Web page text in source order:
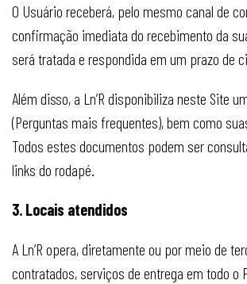
O Usuário receberá, pelo mesmo canal de
confirmação imediata do recebimento da
será tratada e respondida em um prazo de
Além disso, a Ln’R disponibiliza neste Site
(Perguntas mais frequentes), bem como
Todos estes documentos podem ser
links do rodapé.
3. Locais atendidos
A Ln’R opera, diretamente ou por meio de
contratados, serviços de entrega em todo o